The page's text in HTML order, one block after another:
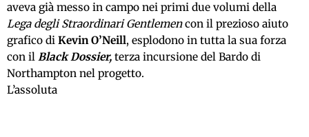
aveva già messo in campo nei primi due volumi della
Lega degli Straordinari Gentlemencon il prezioso aiuto
grafico di Kevin O’Neill, esplodono in tutta la sua forza
con il Black Dossier, terza incursione del Bardo di
Northampton nel progetto.
L’assoluta